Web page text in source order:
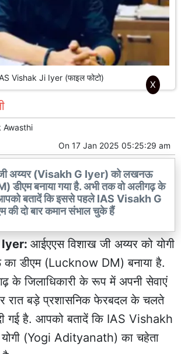
Vishak Ji Iyer (फाइल फोटो)
Awasthi
On 17 Jan 2025 05:25:29 am
अय्यर (Visakh G Iyer) को लखनऊ
बनाया गया है. अभी तक वो अलीगढ़ के
आपको बतादें कि इससे पहले IAS Visakh G
की दो बार कमान संभाल चुके हैं
आईएएस विशाख जी अय्यर को योगी
डीएम (Lucknow DM) बनाया है.
के जिलाधिकारी के रूप में अपनी सेवाएं
रात बड़े प्रशासनिक फेरबदल के चलते
दी गई है. आपको बतादें कि IAS Vishakh
(Yogi Adityanath) का चहेता
X